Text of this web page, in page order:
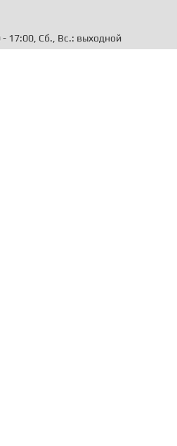
17:00, Сб., Вс.: выходной